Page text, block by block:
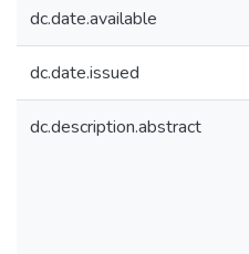
dc.date.available
dc.date.issued
dc.description.abstract